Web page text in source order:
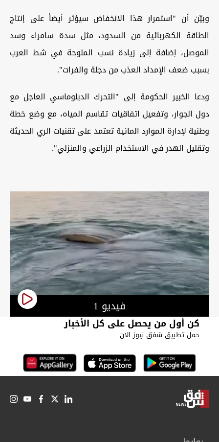
وبيّن أن "استمرار هذا الانخفاض سيؤثر أيضاً على إنتاج
الطاقة الكهربائية من السدود، مثل سدة سامراء وسد
الموصل، إضافة إلى زيادة نسب الملوحة في شط العرب
بسبب ضعف الإمداد العذب من دجلة والفرات".
ودعا الخبير الحكومة إلى "التحرك الدبلوماسي العاجل مع
دول الجوار، وتفعيل اتفاقيات تقاسم المياه، مع وضع خطة
وطنية لإدارة الموارد المائية تعتمد على تقنيات الري الحديثة
وتقليل الهدر في الاستخدام الزراعي والمنزلي".
فيديو 1
كن أول من يحصل على كل الأخبار
حمل تطبيق شفق نيوز الان